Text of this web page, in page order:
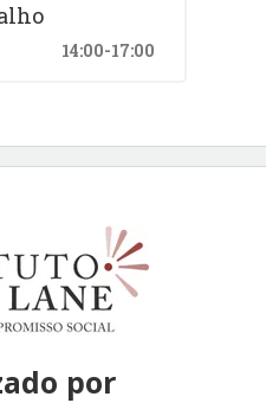
14:00-17:00
por